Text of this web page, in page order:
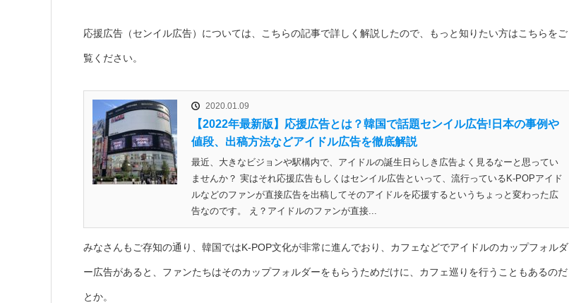
応援広告（センイル広告）については、こちらの記事で詳しく解説したので、もっと知りたい方はこちらをご
覧ください。
2020.01.09
【2022年最新版】応援広告とは？韓国で話題センイル広告!日本の事例や
値段、出稿方法などアイドル広告を徹底解説
最近、大きなビジョンや駅構内で、アイドルの誕生日らしき広告よく見るなーと思ってい
ませんか？ 実はそれ応援広告もしくはセンイル広告といって、流行っているK-POPアイド
ルなどのファンが直接広告を出稿してそのアイドルを応援するというちょっと変わった広
告なのです。 え？アイドルのファンが直接...
みなさんもご存知の通り、韓国ではK-POP文化が非常に進んでおり、カフェなどでアイドルのカップフォルダ
ー広告があると、ファンたちはそのカップフォルダーをもらうためだけに、カフェ巡りを行うこともあるのだ
とか。